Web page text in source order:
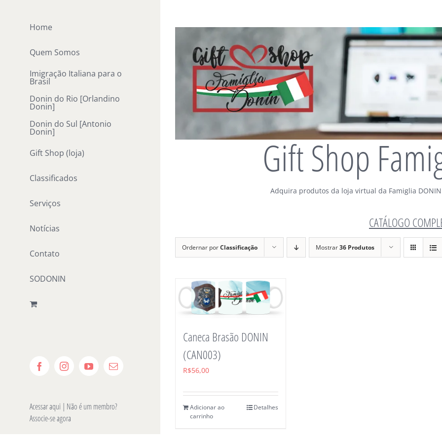
Home
Quem Somos
Imigração Italiana para o
Brasil
Donin do Rio [Orlandino
Donin]
Donin do Sul [Antonio
Donin]
Gift Shop (loja)
Classificados
Serviços
Notícias
Contato
SODONIN
FacebookInstagramYouTube
E-
Acessar aqui | Não é um membro?
Associe-se agora
Gift Shop
Adquira produtos da loja virtual da Famiglia
CATÁLOGO
Ordernar porClassificação Mostrar36 Produtos
Caneca Brasão DONIN
(CAN003)
R$56,00
Adicionar ao
carrinho
Detalhes